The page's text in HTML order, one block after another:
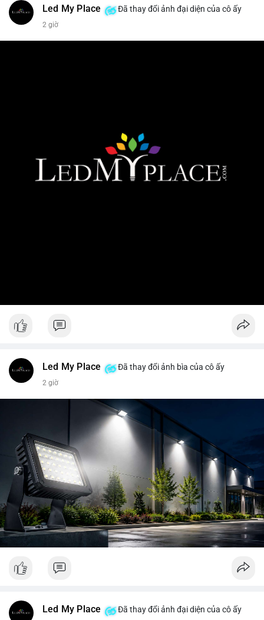
Led My Place Đã thay đổi ảnh đại diện của cô ấy
2 giờ
Led My Place Đã thay đổi ảnh bìa của cô ấy
2 giờ
Led My Place Đã thay đổi ảnh đại diện của cô ấy